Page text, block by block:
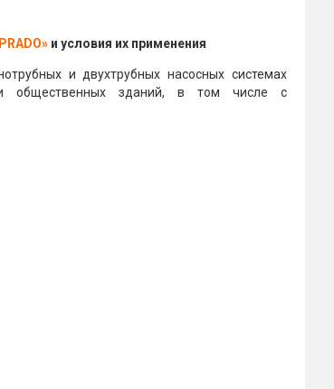
и условия их применения
и двухтрубных насосных системах
и общественных зданий, в том числе с